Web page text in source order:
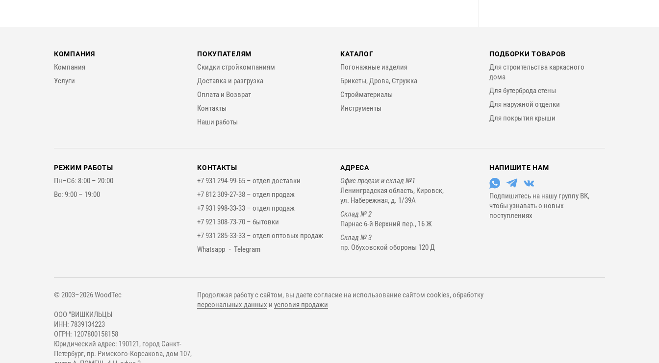
КОМПАНИЯ
Компания
Услуги
ПОКУПАТЕЛЯМ
Скидки стройкомпаниям
Доставка и разгрузка
Оплата и Возврат
Контакты
Наши работы
КАТАЛОГ
Погонажные изделия
Брикеты, Дрова, Стружка
Стройматериалы
Инструменты
ПОДБОРКИ ТОВАРОВ
Для строительства каркасного
дома
Для бутерброда стены
Для наружной отделки
Для покрытия крыши
РЕЖИМ РАБОТЫ
Пн–Сб: 8:00 – 20:00
Вс: 9:00 – 19:00
КОНТАКТЫ
+7 931 294-99-65 –отдел доставки
+7 812 309-27-38 –отдел продаж
+7 931 998-33-33 –отдел продаж
+7 921 308-73-70 –бытовки
+7 931 285-33-33 –отдел оптовых продаж
Мессенджеры
Whatsapp Telegram
АДРЕСА
Офис продаж и склад №1
Ленинградская область, Кировск,
ул. Набережная, д. 1/39А
Склад № 2
Парнас 6-й Верхний пер., 16 Ж
Склад № 3
пр. Обуховской обороны 120 Д
НАПИШИТЕ НАМ
Подпишитесь на нашу группу ВК,
чтобы узнавать о новых
поступлениях
© 2003–2026 WoodTec
ООО "ВИШКИЛЬЦЫ"
ИНН: 7839134223
ОГРН: 1207800158158
Юридический адрес: 190121, город Санкт-
Петербург, пр. Римского-Корсакова, дом 107,
Продолжая работу с сайтом, вы даете согласие на использование сайтом cookies, обработку
персональных данных иусловия продажи